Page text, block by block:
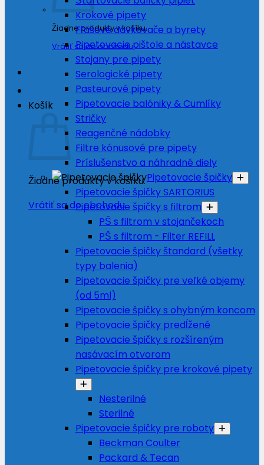
Žiadne produkty v košíku.
Vrátiť sa do obchodu
Košík
Žiadne produkty v košíku.
Vrátiť sa do obchodu
Krokové pipety
Fľašové dávkovače a byrety
Pipetovacie pištole a nástavce
Stojany pre pipety
Serologické pipety
Pasteurové pipety
Pipetovacie balóniky & Cumlíky
Stričky
Reagenčné nádobky
Filtre kónusové pre pipety
Príslušenstvo a náhradné diely
Pipetovacie špičky
Pipetovacie špičky SARTORIUS
Pipetovacie špičky s filtrom
PŠ s filtrom v stojančekoch
PŠ s filtrom - Filter REFILL
Pipetovacie špičky štandard (všetky
typy balenia)
Pipetovacie špičky pre veľké objemy
(od 5ml)
Pipetovacie špičky s ohybným koncom
Pipetovacie špičky predĺžené
Pipetovacie špičky s rozšíreným
nasávacím otvorom
Pipetovacie špičky pre krokové pipety
Nesterilné
Sterilné
Pipetovacie špičky pre roboty
Beckman Coulter
Packard & Tecan